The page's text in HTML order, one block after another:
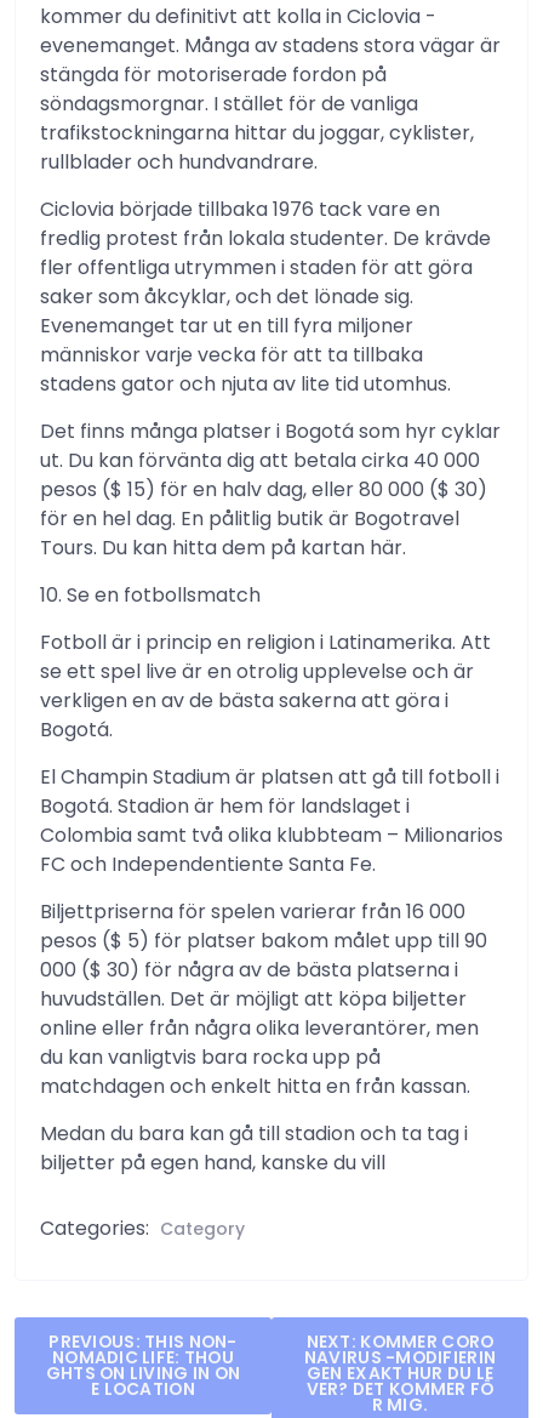
kommer du definitivt att kolla in Ciclovia -
evenemanget. Många av stadens stora vägar är
stängda för motoriserade fordon på
söndagsmorgnar. I stället för de vanliga
trafikstockningarna hittar du joggar, cyklister,
rullblader och hundvandrare.
Ciclovia började tillbaka 1976 tack vare en
fredlig protest från lokala studenter. De krävde
fler offentliga utrymmen i staden för att göra
saker som åkcyklar, och det lönade sig.
Evenemanget tar ut en till fyra miljoner
människor varje vecka för att ta tillbaka
stadens gator och njuta av lite tid utomhus.
Det finns många platser i Bogotá som hyr cyklar
ut. Du kan förvänta dig att betala cirka 40 000
pesos ($ 15) för en halv dag, eller 80 000 ($ 30)
för en hel dag. En pålitlig butik är Bogotravel
Tours. Du kan hitta dem på kartan här.
10. Se en fotbollsmatch
Fotboll är i princip en religion i Latinamerika. Att
se ett spel live är en otrolig upplevelse och är
verkligen en av de bästa sakerna att göra i
Bogotá.
El Champin Stadium är platsen att gå till fotboll i
Bogotá. Stadion är hem för landslaget i
Colombia samt två olika klubbteam – Milionarios
FC och Independentiente Santa Fe.
Biljettpriserna för spelen varierar från 16 000
pesos ($ 5) för platser bakom målet upp till 90
000 ($ 30) för några av de bästa platserna i
huvudställen. Det är möjligt att köpa biljetter
online eller från några olika leverantörer, men
du kan vanligtvis bara rocka upp på
matchdagen och enkelt hitta en från kassan.
Medan du bara kan gå till stadion och ta tag i
biljetter på egen hand, kanske du vill
Categories: Category
Post
navigation
PREVIOUS: THIS NON-
NOMADIC LIFE: THOU
GHTS ON LIVING IN ON
E LOCATION
NEXT: KOMMER CORO
NAVIRUS -MODIFIERIN
GEN EXAKT HUR DU LE
VER? DET KOMMER FÖ
R MIG.